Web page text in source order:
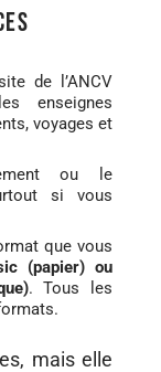
de l’ANCV
enseignes
voyages et
ou le
si vous
que vous
(papier) ou
. Tous les
mais elle